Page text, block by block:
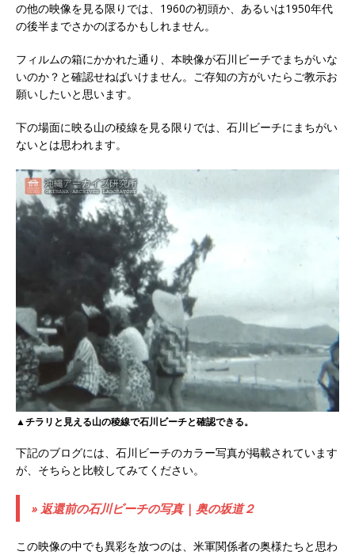
の他の映像を見る限りでは、1960の初頭か、あるいは1950年代
の後半までさかのぼるかもしれません。
フィルムの箱にかかれた通り、本映像が石川ビーチでまちがいな
いのか？と確認せねばいけません。ご存知の方がいたらご教示お
願いしたいと思います。
下の場面に映る山の稜線を見る限りでは、石川ビーチにまちがい
ないとは思われます。
▲チラリと見える山の稜線で石川ビーチと確認できる。
下記のブログには、石川ビーチのカラー写真が掲載されています
が、そちらと比較してみてください。
» 返還前の石川ビーチの写真 | 奥の坂道２
この映像の中でも異彩を放つのは、米軍関係者の奥様たちと思わ